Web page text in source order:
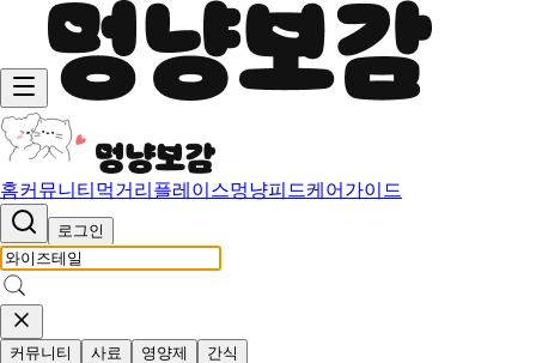
홈커뮤니티 먹거리 플레이스멍냥피드케어가이드
로그인
커뮤니티 사료 영양제 간식